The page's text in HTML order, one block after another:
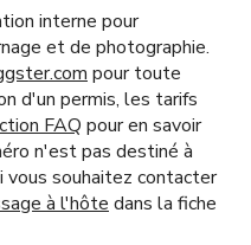
interne pour
et de photographie.
pour toute
d'un permis, les tarifs
FAQ pour en savoir
n'est pas destiné à
souhaitez contacter
à l'hôte dans la fiche